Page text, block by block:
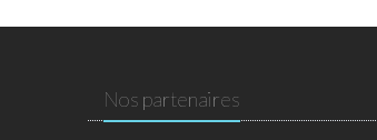
Nos partenaires